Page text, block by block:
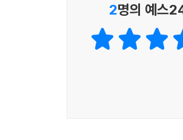
공동대표를 맡아 대구 지역
이들이 처음부터 지금과
2명의 예스